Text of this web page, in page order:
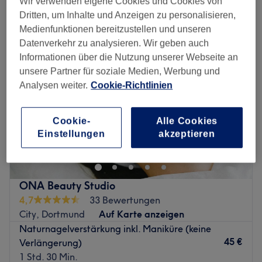
naturnagelverstärkung in der Nähe von City, Dortmund
ONA Beauty Studio
4,7
33 Bewertungen
City, Dortmund
Auf Karte anzeigen
Naturnagelverstärkung inkl. Maniküre (keine
Verlängerung)
1 Std. 30 Min.
45 €
Dritten, um Inhalte und Anzeigen zu personalisieren,
Medienfunktionen bereitzustellen und unseren
Datenverkehr zu analysieren. Wir geben auch
Informationen über die Nutzung unserer Webseite an
unsere Partner für soziale Medien, Werbung und
Analysen weiter. Cookie-Richtlinien
Cookie-
Einstellungen
Alle Cookies
akzeptieren